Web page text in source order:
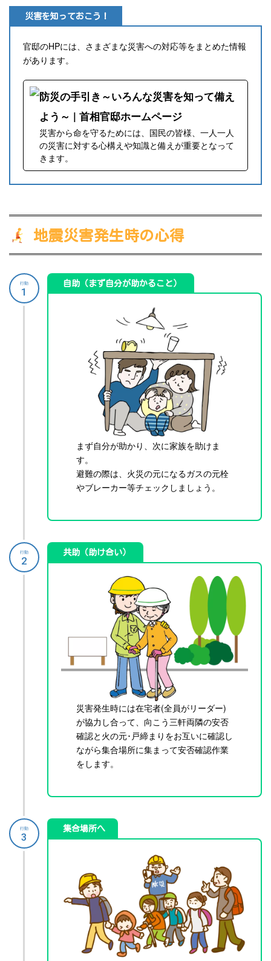
災害を知っておこう！
官邸のHPには、さまざまな災害への対応等をまとめた情報
があります。
防災の手引き～いろんな災害を知って備え
よう～ | 首相官邸ホームページ
災害から命を守るためには、国民の皆様、一人一人
の災害に対する心構えや知識と備えが重要となって
きます。
地震災害発生時の心得
自助（まず自分が助かること）
まず自分が助かり、次に家族を助けま
す。
避難の際は、火災の元になるガスの元栓
やブレーカー等チェックしましょう。
行動
1
共助（助け合い）
災害発生時には在宅者(全員がリーダー)
が協力し合って、向こう三軒両隣の安否
確認と火の元･戸締まりをお互いに確認し
ながら集合場所に集まって安否確認作業
をします。
行動
2
集合場所へ
行動
3